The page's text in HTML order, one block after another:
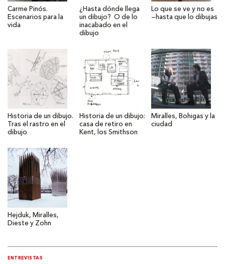
Carme Pinós.
Escenarios para la
vida
¿Hasta dónde llega
un dibujo? O de lo
inacabado en el
dibujo
Lo que se ve y no es
—hasta que lo dibujas
Historia de un dibujo.
Tras el rastro en el
dibujo
Historia de un dibujo:
casa de retiro en
Kent, los Smithson
Miralles, Bohigas y la
ciudad
Hejduk, Miralles,
Dieste y Zohn
ENTREVISTAS